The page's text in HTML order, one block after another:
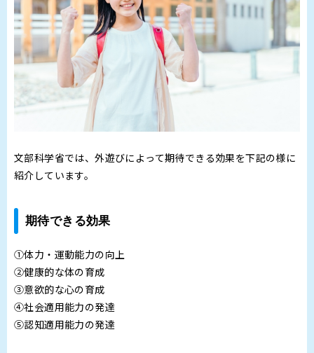
文部科学省では、外遊びによって期待できる効果を下記の様に
紹介しています。
期待できる効果
①体力・運動能力の向上
②健康的な体の育成
③意欲的な心の育成
④社会適用能力の発達
⑤認知適用能力の発達